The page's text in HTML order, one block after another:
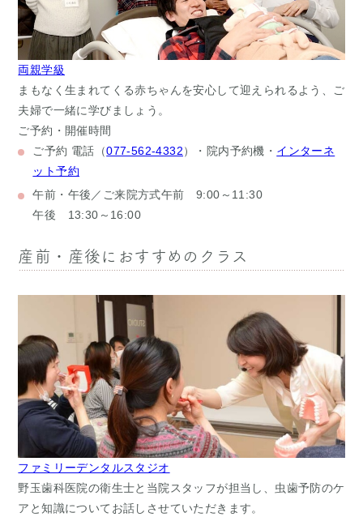
両親学級
まもなく生まれてくる赤ちゃんを安心して迎えられるよう、ご
夫婦で一緒に学びましょう。
ご予約・開催時間
ご予約 電話（077-562-4332）・院内予約機・ インターネ
ット予約
午前・午後／ご来院方式午前 9:00～11:30
午後 13:30～16:00
産前・産後におすすめのクラス
ファミリーデンタルスタジオ
野玉歯科医院の衛生士と当院スタッフが担当し、虫歯予防のケ
アと知識についてお話しさせていただきます。